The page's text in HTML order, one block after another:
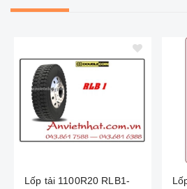
Lốp tải 1100R20 RLB1-